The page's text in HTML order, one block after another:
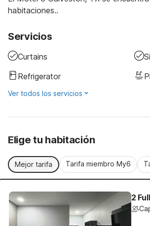
habitaciones..
Servicios
Curtains
Refrigerator
Ver todos los servicios
Elige tu habitación
Mejor tarifa Tarifa miembro My6
2